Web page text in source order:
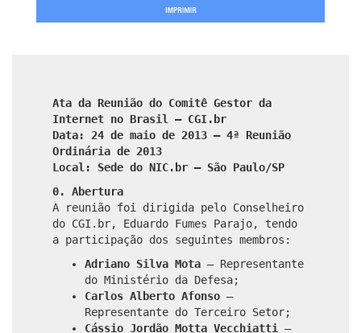
Ata da Reunião do Comitê Gestor da
Internet no Brasil – CGI.br
Data: 24 de maio de 2013 – 4ª Reunião
Ordinária de 2013
Local: Sede do NIC.br – São Paulo/SP
0. Abertura
A reunião foi dirigida pelo Conselheiro
do CGI.br, Eduardo Fumes Parajo, tendo
a participação dos seguintes membros:
Adriano Silva Mota – Representante
do Ministério da Defesa;
Carlos Alberto Afonso –
Representante do Terceiro Setor;
Cássio Jordão Motta Vecchiatti –